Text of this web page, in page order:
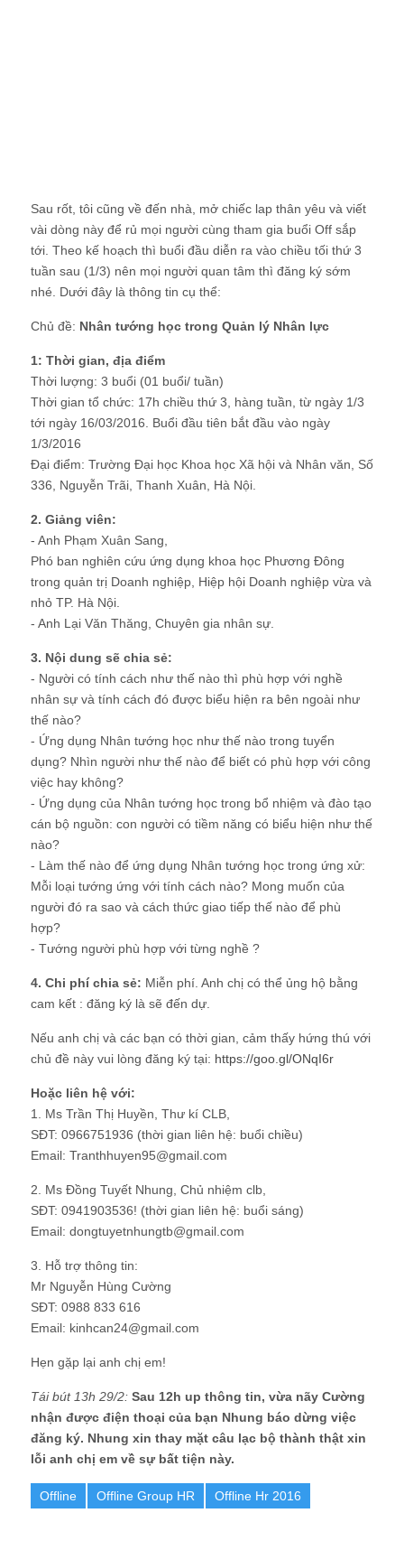
Sau rốt, tôi cũng về đến nhà, mở chiếc lap thân yêu và viết
vài dòng này để rủ mọi người cùng tham gia buổi Off sắp
tới. Theo kế hoạch thì buổi đầu diễn ra vào chiều tối thứ 3
tuần sau (1/3) nên mọi người quan tâm thì đăng ký sớm
nhé. Dưới đây là thông tin cụ thể:
Chủ đề: Nhân tướng học trong Quản lý Nhân lực
1: Thời gian, địa điểm
Thời lượng: 3 buổi (01 buổi/ tuần)
Thời gian tổ chức: 17h chiều thứ 3, hàng tuần, từ ngày 1/3
tới ngày 16/03/2016. Buổi đầu tiên bắt đầu vào ngày
1/3/2016
Đại điểm: Trường Đại học Khoa học Xã hội và Nhân văn, Số
336, Nguyễn Trãi, Thanh Xuân, Hà Nội.
2. Giảng viên:
- Anh Phạm Xuân Sang,
Phó ban nghiên cứu ứng dụng khoa học Phương Đông
trong quản trị Doanh nghiệp, Hiệp hội Doanh nghiệp vừa và
nhỏ TP. Hà Nội.
- Anh Lại Văn Thăng, Chuyên gia nhân sự.
3. Nội dung sẽ chia sẻ:
- Người có tính cách như thế nào thì phù hợp với nghề
nhân sự và tính cách đó được biểu hiện ra bên ngoài như
thế nào?
- Ứng dụng Nhân tướng học như thế nào trong tuyển
dụng? Nhìn người như thế nào để biết có phù hợp với công
việc hay không?
- Ứng dụng của Nhân tướng học trong bổ nhiệm và đào tạo
cán bộ nguồn: con người có tiềm năng có biểu hiện như thế
nào?
- Làm thế nào để ứng dụng Nhân tướng học trong ứng xử:
Mỗi loại tướng ứng với tính cách nào? Mong muốn của
người đó ra sao và cách thức giao tiếp thế nào để phù
hợp?
- Tướng người phù hợp với từng nghề ?
4. Chi phí chia sẻ: Miễn phí. Anh chị có thể ủng hộ bằng
cam kết : đăng ký là sẽ đến dự.
Nếu anh chị và các bạn có thời gian, cảm thấy hứng thú với
chủ đề này vui lòng đăng ký tại: https://goo.gl/ONqI6r
Hoặc liên hệ với:
1. Ms Trần Thị Huyền, Thư kí CLB,
SĐT: 0966751936 (thời gian liên hệ: buổi chiều)
Email: Tranthhuyen95@gmail.com
2. Ms Đồng Tuyết Nhung, Chủ nhiệm clb,
SĐT: 0941903536! (thời gian liên hệ: buổi sáng)
Email: dongtuyetnhungtb@gmail.com
3. Hỗ trợ thông tin:
Mr Nguyễn Hùng Cường
SĐT: 0988 833 616
Email: kinhcan24@gmail.com
Hẹn gặp lại anh chị em!
Tái bút 13h 29/2: Sau 12h up thông tin, vừa nãy Cường
nhận được điện thoại của bạn Nhung báo dừng việc
đăng ký. Nhung xin thay mặt câu lạc bộ thành thật xin
lỗi anh chị em về sự bất tiện này.
Offline Offline Group HR Offline Hr 2016